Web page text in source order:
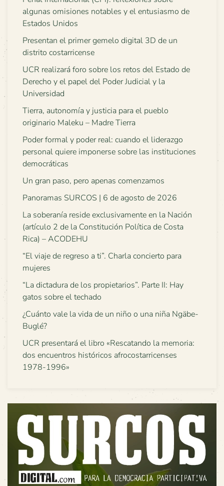
algunas omisiones notables y el entusiasmo de
Estados Unidos
Presentan el primer gemelo digital 3D de un
distrito costarricense
UCR realizará foro sobre los retos del Estado de
Derecho y el papel del Poder Judicial y la
Universidad
Tierra, autonomía y justicia para el pueblo
originario Maleku – Madre Tierra
Poder formal y poder real: cuando el liderazgo
personal quiere imponerse sobre las instituciones
democráticas
Un gran paso, pero apenas comenzamos
Panoramas SURCOS | 6 de agosto de 2026
La soberanía reside exclusivamente en la Nación
(artículo 2 de la Constitución Política de Costa
Rica) – ACODEHU
“El viaje de regreso a ti”. Charla concierto para
mujeres
“La dictadura de los propietarios”. Parte II: Hay
gatos sobre el techado
¿Cuánto vale la vida de un niño o una niña Ngäbe-
Buglé?
UCR presentará el libro «Rescatando la memoria:
dos encuentros históricos afrocostarricenses
1978-1996»